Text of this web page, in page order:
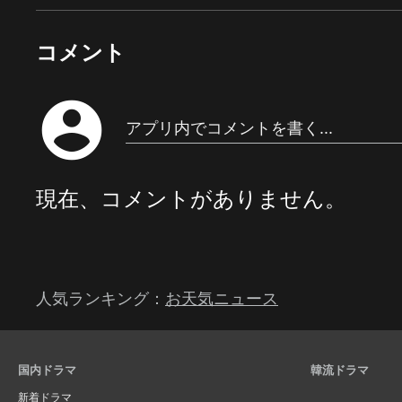
コメント
account_circle アプリ内でコメントを書く...
現在、コメントがありません。
人気ランキング： お天気ニュース
国内ドラマ
新着ドラマ
韓流ドラマ